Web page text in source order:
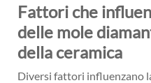
Fattori che
delle mole
della ceramica
Diversi fattori influenzano